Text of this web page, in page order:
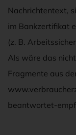
Nachrichtentext,
im Bankzertifikat
(z. B.
Als wäre das
Fragmente aus
beantwortet-